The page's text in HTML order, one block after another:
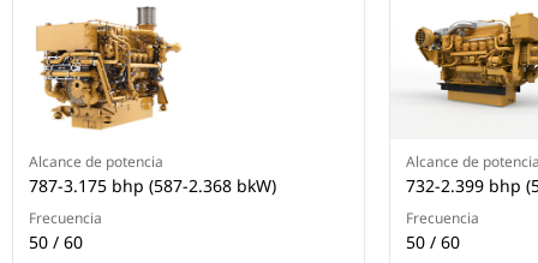
Alcance de potencia
787-3.175 bhp (587-2.368 bkW)
Frecuencia
50 / 60
Alcance de
732-2.399 bhp
Frecuencia
50 / 60